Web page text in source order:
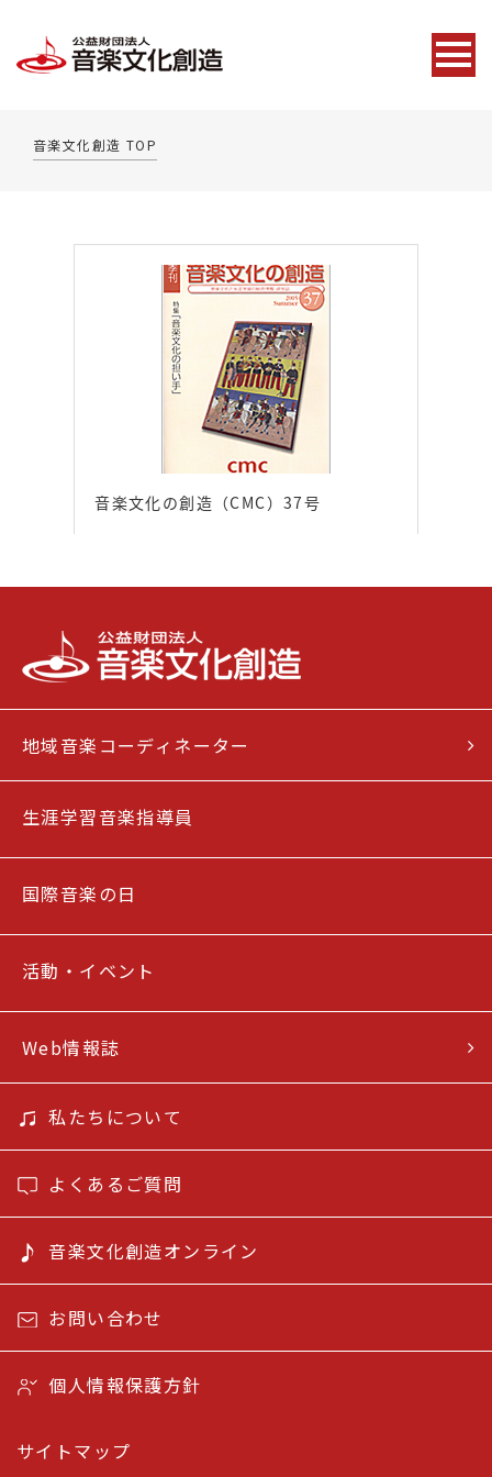
音楽文化創造 TOP
音楽文化の創造（CMC）37号
地域音楽コーディネーター
生涯学習音楽指導員
国際音楽の日
活動・イベント
Web情報誌
私たちについて
よくあるご質問
音楽文化創造オンライン
お問い合わせ
個人情報保護方針
サイトマップ